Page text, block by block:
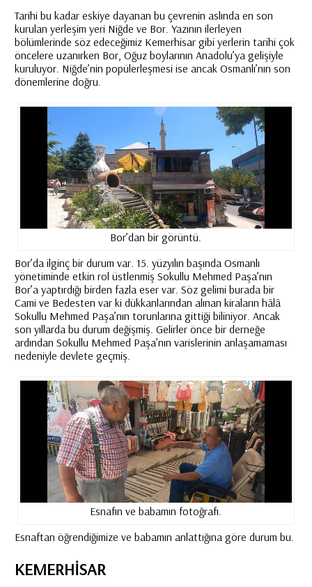
Tarihi bu kadar eskiye dayanan bu çevrenin aslında en son
kurulan yerleşim yeri Niğde ve Bor. Yazının ilerleyen
bölümlerinde söz edeceğimiz Kemerhisar gibi yerlerin tarihi çok
öncelere uzanırken Bor, Oğuz boylarının Anadolu’ya gelişiyle
kuruluyor. Niğde’nin popülerleşmesi ise ancak Osmanlı’nın son
dönemlerine doğru.
Bor’dan bir görüntü.
Bor’da ilginç bir durum var. 15. yüzyılın başında Osmanlı
yönetiminde etkin rol üstlenmiş Sokullu Mehmed Paşa’nın
Bor’a yaptırdığı birden fazla eser var. Söz gelimi burada bir
Cami ve Bedesten var ki dükkanlarından alınan kiraların hâlâ
Sokullu Mehmed Paşa’nın torunlarına gittiği biliniyor. Ancak
son yıllarda bu durum değişmiş. Gelirler önce bir derneğe
ardından Sokullu Mehmed Paşa’nın varislerinin anlaşamaması
nedeniyle devlete geçmiş.
Esnafın ve babamın fotoğrafı.
Esnaftan öğrendiğimize ve babamın anlattığına göre durum bu.
KEMERHISAR